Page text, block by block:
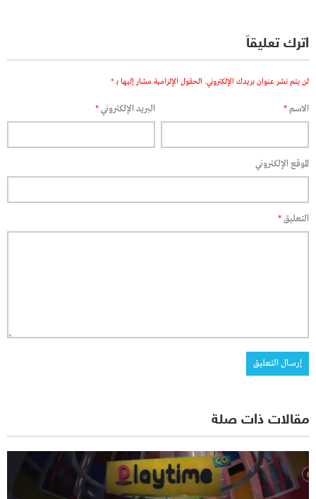
اترك تعليقاً
لن يتم نشر عنوان بريدك الإلكتروني. الحقول الإلزامية مشار إليها بـ *
الاسم* البريد الإلكتروني*
الموقع الإلكتروني
التعليق*
مقالات ذات صلة